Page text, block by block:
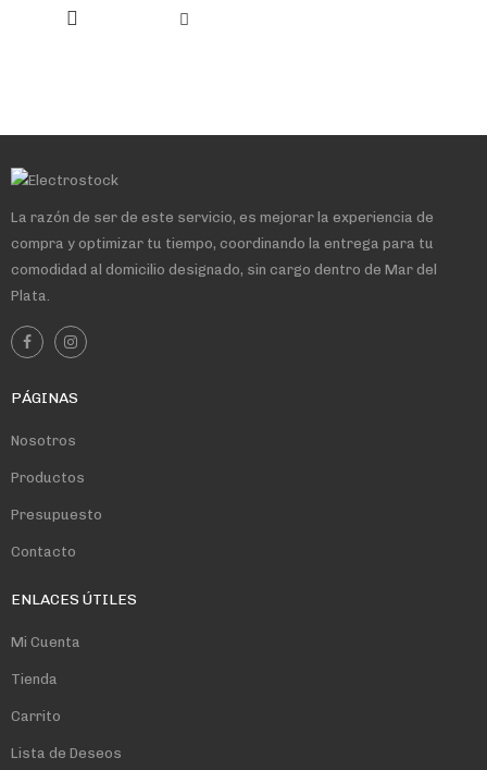
La razón de ser de este servicio, es mejorar la experiencia de
compra y optimizar tu tiempo, coordinando la entrega para tu
comodidad al domicilio designado, sin cargo dentro de Mar del
Plata.
PÁGINAS
Nosotros
Productos
Presupuesto
Contacto
ENLACES ÚTILES
Mi Cuenta
Tienda
Carrito
Lista de Deseos